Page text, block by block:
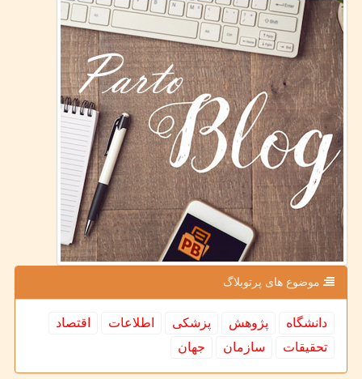
موضوع های پرتوبلاگ
دانشگاه پژوهش پزشكی اطلاعات
اقتصاد
تحقیقات
سازمان جهان